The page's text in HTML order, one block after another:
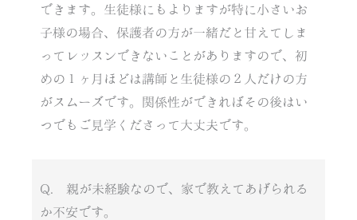
できます。生徒様にもよりますが特に小さいお
子様の場合、保護者の方が一緒だと甘えてしま
ってレッスンできないことがありますので、初
めの１ヶ月ほどは講師と生徒様の２人だけの方
がスムーズです。関係性ができればその後はい
つでもご見学くださって大丈夫です。
Q. 親が未経験なので、家で教えてあげられる
か不安です。